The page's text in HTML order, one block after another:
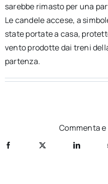
sarebbe rimasto per una
Le candele accese, a
state portate a casa,
vento prodotte dai treni
partenza.
Commenta